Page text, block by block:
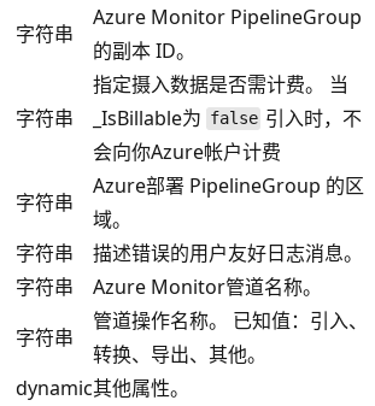
字符串
Azure Monitor PipelineGroup
的副本 ID。
字符串
指定摄入数据是否需计费。 当
_IsBillable为 false 引入时，不
会向你Azure帐户计费
字符串
Azure部署 PipelineGroup 的区
域。
字符串
描述错误的用户友好日志消息。
字符串
Azure Monitor管道名称。
字符串
管道操作名称。 已知值：引入、
转换、导出、其他。
dynamic其他属性。